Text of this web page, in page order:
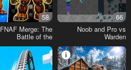
66
Noob and Pro vs
Warden
58
FNAF Merge: The
Battle of the